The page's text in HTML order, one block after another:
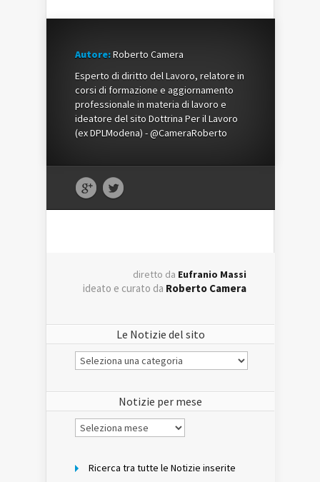
Autore:Roberto Camera
Esperto di diritto del Lavoro, relatore in
corsi di formazione e aggiornamento
professionale in materia di lavoro e
ideatore del sito Dottrina Per il Lavoro
(ex DPLModena) - @CameraRoberto
diretto da Eufranio Massi
ideato e curato da Roberto Camera
Le Notizie del sito
Le
Notizie
Notizie per mese
Notizie
per
Ricerca tra tutte le Notizie inserite